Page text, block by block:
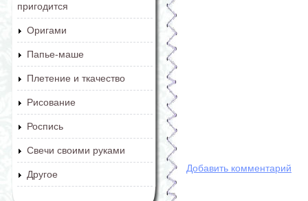
пригодится
Оригами
Папье-маше
Плетение и ткачество
Рисование
Роспись
Свечи своими руками
Другое
Добавить комментарий